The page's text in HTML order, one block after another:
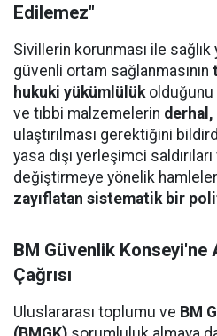
Edilemez"
Sivillerin korunması ile
güvenli ortam sağlanmasının
hukuki yükümlülük olduğunu
ve tıbbi malzemelerin
ulaştırılması gerektiğini
yasa dışı yerleşimci
değiştirmeye yönelik
zayıflatan sistematik bir
BM Güvenlik Konseyi'ne
Çağrısı
Uluslararası toplumu ve BM